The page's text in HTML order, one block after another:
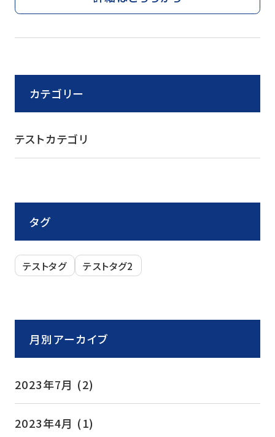
カテゴリー
テストカテゴリ
タグ
テストタグ テストタグ2
月別アーカイブ
2023年7月 (2)
2023年4月 (1)